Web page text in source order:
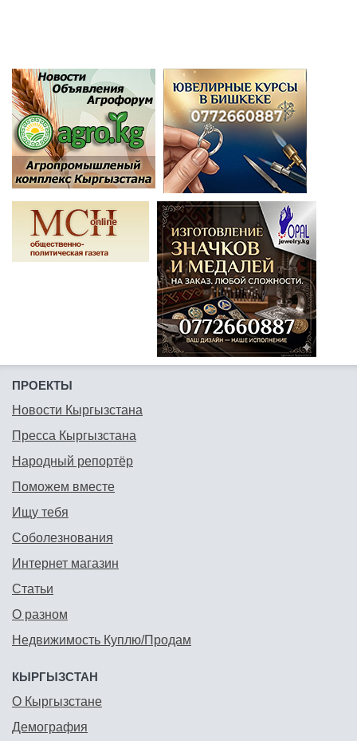
ПРОЕКТЫ
Новости Кыргызстана
Пресса Кыргызстана
Народный репортёр
Поможем вместе
Ищу тебя
Соболезнования
Интернет магазин
Статьи
О разном
Недвижимость Куплю/Продам
КЫРГЫЗСТАН
О Кыргызстане
Демография